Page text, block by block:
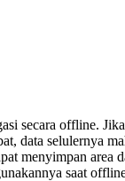
secara offline.
data selulernya
menyimpan area
saat